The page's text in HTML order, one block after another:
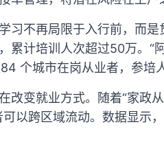
习不再局限于入行前，而
累计培训人次超过50万。“
个城市在岗从业者，参培
改变就业方式。随着“家政
以跨区域流动。数据显示